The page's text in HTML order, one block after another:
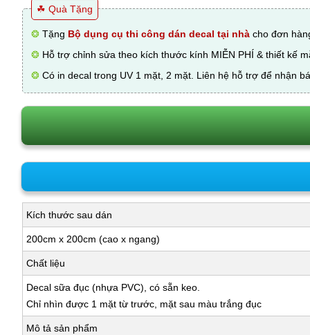
☘ Quà Tặng
❂ Tặng Bộ dụng cụ thi công dán decal tại nhà cho đơn
❂ Hỗ trợ chỉnh sửa theo kích thước kính MIỄN PHÍ & thiết kế
❂ Có in decal trong UV 1 mặt, 2 mặt. Liên hệ hỗ trợ để nhận
Kích thước sau dán
200cm x 200cm (cao x ngang)
Chất liệu
Decal sữa đục (nhựa PVC), có sẵn keo.
Chỉ nhìn được 1 mặt từ trước, mặt sau màu trắng đục
Mô tả sản phẩm